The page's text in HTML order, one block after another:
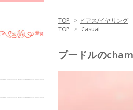
TOP > ピアス/イヤリング
TOP > Casual
プードルのcham